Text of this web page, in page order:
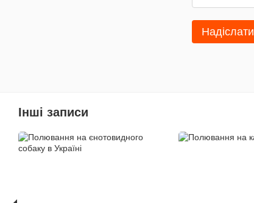
Надіслати
Інші записи